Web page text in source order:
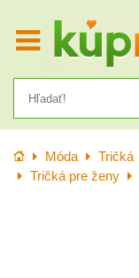
Úvod Móda Tričká
Tričká pre ženy